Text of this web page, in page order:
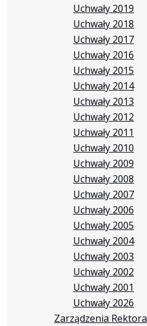
Uchwały 2019
Uchwały 2018
Uchwały 2017
Uchwały 2016
Uchwały 2015
Uchwały 2014
Uchwały 2013
Uchwały 2012
Uchwały 2011
Uchwały 2010
Uchwały 2009
Uchwały 2008
Uchwały 2007
Uchwały 2006
Uchwały 2005
Uchwały 2004
Uchwały 2003
Uchwały 2002
Uchwały 2001
Uchwały 2026
Zarządzenia Rektora